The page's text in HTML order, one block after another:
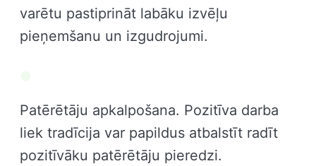
varētu pastiprināt labāku izvēļu
pieņemšanu un izgudrojumi.
Patērētāju apkalpošana. Pozitīva darba
liek tradīcija var papildus atbalstīt radīt
pozitīvāku patērētāju pieredzi.